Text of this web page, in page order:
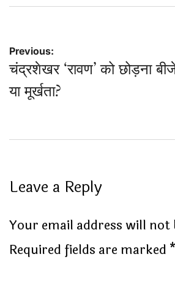
Post
navigation
Previous:
चंद्रशेखर ‘रावण’ को छोड़ना
या मूर्खता?
Leave a Reply
Your email address will not
Required fields are marked *